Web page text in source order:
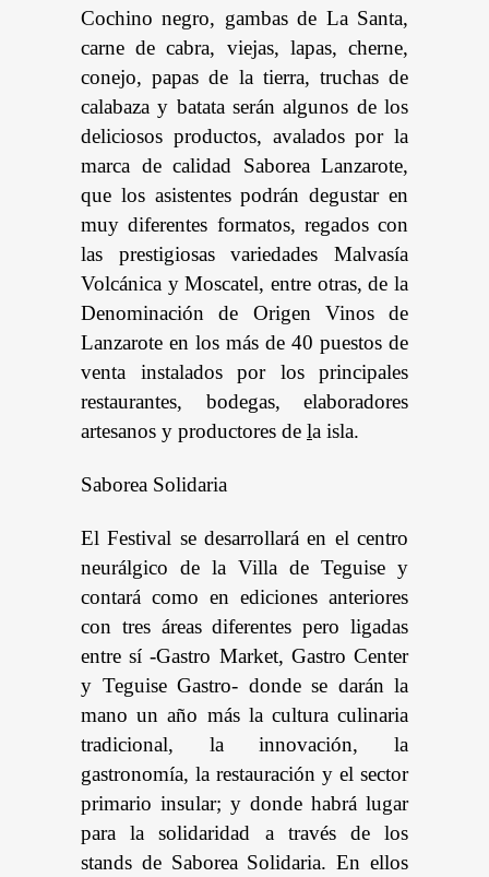
Cochino negro, gambas de La Santa,
carne de cabra, viejas, lapas, cherne,
conejo, papas de la tierra, truchas de
calabaza y batata serán algunos de los
deliciosos productos, avalados por la
marca de calidad Saborea Lanzarote,
que los asistentes podrán degustar en
muy diferentes formatos, regados con
las prestigiosas variedades Malvasía
Volcánica y Moscatel, entre otras, de la
Denominación de Origen Vinos de
Lanzarote en los más de 40 puestos de
venta instalados por los principales
restaurantes, bodegas, elaboradores
artesanos y productores de la isla.
Saborea Solidaria
El Festival se desarrollará en el centro
neurálgico de la Villa de Teguise y
contará como en ediciones anteriores
con tres áreas diferentes pero ligadas
entre sí -Gastro Market, Gastro Center
y Teguise Gastro- donde se darán la
mano un año más la cultura culinaria
tradicional, la innovación, la
gastronomía, la restauración y el sector
primario insular; y donde habrá lugar
para la solidaridad a través de los
stands de Saborea Solidaria. En ellos